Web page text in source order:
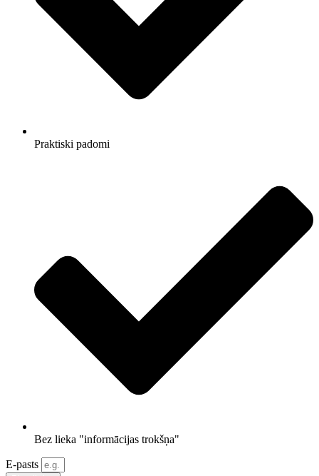
Praktiski padomi
Bez lieka "informācijas trokšņa"
E-pasts